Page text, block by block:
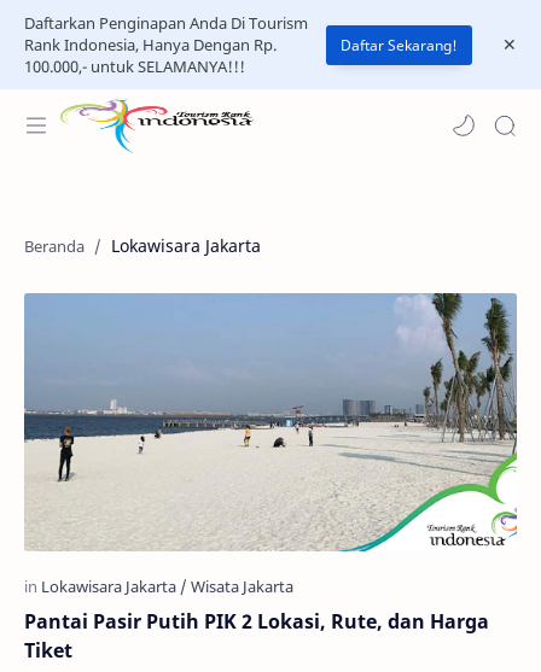
Daftarkan Penginapan Anda Di Tourism
Rank Indonesia, Hanya Dengan Rp.
100.000,- untuk SELAMANYA!!!
Daftar Sekarang!
Lokawisara Jakarta
Pantai Pasir Putih PIK 2 Lokasi, Rute, dan Harga
Tiket